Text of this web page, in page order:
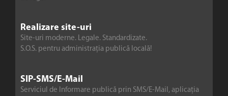
Realizare site-uri
Site-uri moderne. Legale. Standardizate.
S.O.S. pentru administrația publică locală!
SIP-SMS/E-Mail
Serviciul de Informare publică prin SMS/E-Mail, aplicația